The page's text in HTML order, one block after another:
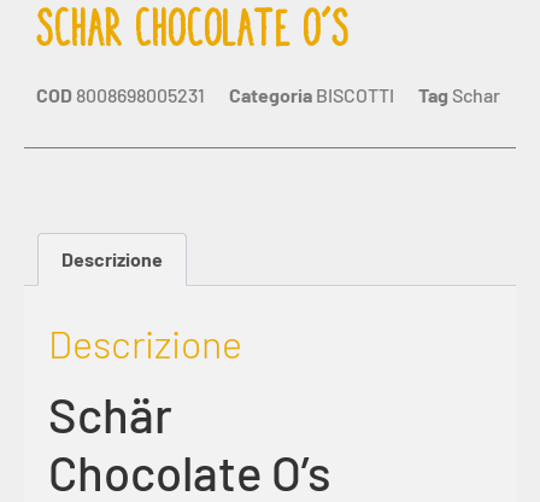
SCHAR CHOCOLATE O’s
COD 8008698005231 Categoria BISCOTTI Tag Schar
Descrizione
Descrizione
Schär
Chocolate O’s